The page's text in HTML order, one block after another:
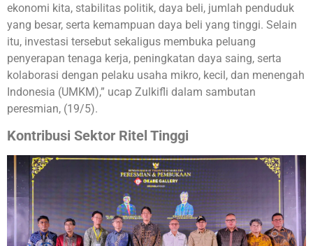
ekonomi kita, stabilitas politik, daya beli, jumlah penduduk
yang besar, serta kemampuan daya beli yang tinggi. Selain
itu, investasi tersebut sekaligus membuka peluang
penyerapan tenaga kerja, peningkatan daya saing, serta
kolaborasi dengan pelaku usaha mikro, kecil, dan menengah
Indonesia (UMKM),” ucap Zulkifli dalam sambutan
peresmian, (19/5).
Kontribusi Sektor Ritel Tinggi